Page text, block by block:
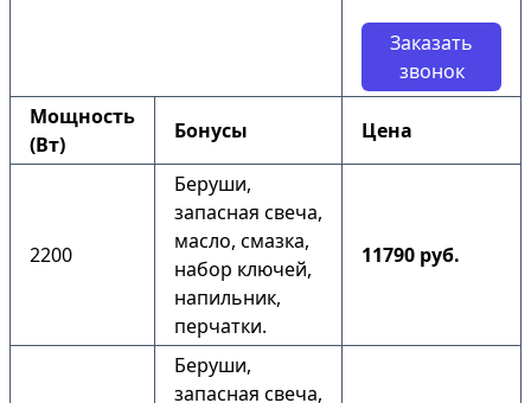
Заказать
звонок
Мощность
(Вт)
Бонусы Цена
2200
Беруши,
запасная свеча,
масло, смазка,
набор ключей,
напильник,
перчатки.
11790 руб.
Беруши,
запасная свеча,